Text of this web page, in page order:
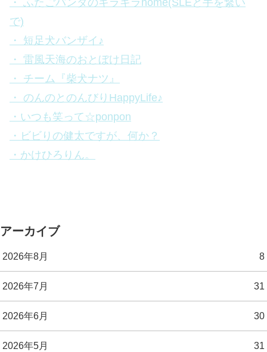
で)
・ 短足犬バンザイ♪
・ 雷風天海のおとぼけ日記
・ チーム『柴犬ナツ』
・ のんのとのんびりHappyLife♪
・いつも笑って☆ponpon
・ビビりの健太ですが、何か？
・かけひろりん。
アーカイブ
2026年8月 8
2026年7月 31
2026年6月 30
2026年5月 31